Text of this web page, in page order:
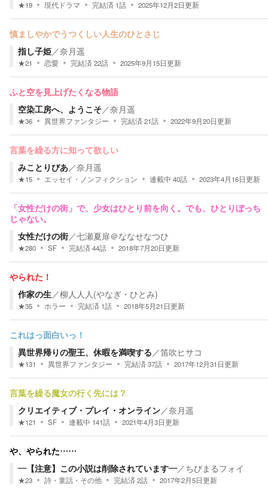
★19 現代ドラマ 完結済 1話 2025年12月2日更新
慎ましやかでうつくしい人生のひとさじ
指し子姫／奈月遥
★21 恋愛 完結済22話 2025年9月15日更新
ふと空を見上げたくなる物語
空染工房へ、ようこそ／奈月遥
★36 異世界ファンタジー 完結済21話 2022年9月20日更新
言葉を繰る方に知って欲しい
みことりびあ／奈月遥
★15 エッセイ・ノンフィクション 連載中 40話 2023年4月16日更新
「女性だけの街」で、少女はひとり前を向く。でも、ひとりぼっち
じゃない。
女性だけの街／七瀬夏扉＠ななせなつひ
★280 SF 完結済44話 2018年7月20日更新
やられた！
作家の生／柳人人人(やなぎ・ひとみ)
★35 ホラー 完結済 1話 2018年5月21日更新
これはっ面白いっ！
異世界帰りの聖王、休暇を満喫する／笛吹ヒサコ
★131 異世界ファンタジー 完結済37話 2017年12月31日更新
言葉を繰る魔女の行く先には？
クリエイティブ・プレイ・オンライン／奈月遥
★121 SF 連載中 141話 2021年4月3日更新
や、やられた……
―【注意】この小説は削除されています―／ちびまるフォイ
★23 詩・童話・その他 完結済2話 2017年2月5日更新